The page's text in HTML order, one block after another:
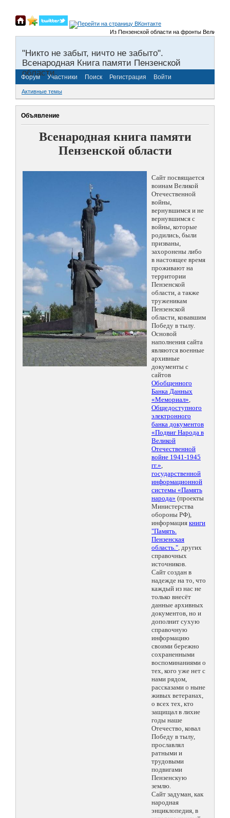
Из Пензенской области на фронты Великой
"Никто не забыт, ничто не забыто".
Всенародная Книга памяти Пензенской
области.
Форум Участники Поиск Регистрация Войти
Активные темы
Объявление
Всенародная книга памяти
Пензенской области
Сайт посвящается
воинам Великой
Отечественной
войны,
вернувшимся и не
вернувшимся с
войны, которые
родились, были
призваны,
захоронены либо
в настоящее время
проживают на
территории
Пензенской
области, а также
труженикам
Пензенской
области, ковавшим
Победу в тылу.
Основой
наполнения сайта
являются военные
архивные
документы с
сайтов
Обобщенного
Банка Данных
«Мемориал»,
Общедоступного
электронного
банка документов
«Подвиг Народа в
Великой
Отечественной
войне 1941-1945
гг.»,
государственной
информационной
системы «Память
народа» (проекты
Министерства
обороны РФ),
информация книги
"Память.
Пензенская
область.", других
справочных
источников.
Сайт создан в
надежде на то, что
каждый из нас не
только внесёт
данные архивных
документов, но и
дополнит сухую
справочную
информацию
своими бережно
сохраненными
воспоминаниями о
тех, кого уже нет с
нами рядом,
рассказами о ныне
живых ветеранах,
о всех тех, кто
защищал в лихие
годы наше
Отечество, ковал
Победу в тылу,
прославлял
ратными и
трудовыми
подвигами
Пензенскую
землю.
Сайт задуман, как
народная
энциклопедия, в